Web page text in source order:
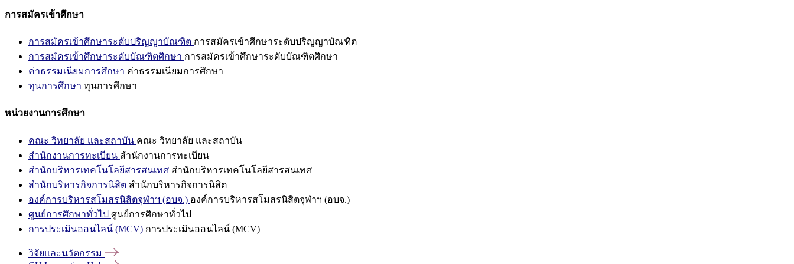
การสมัครเข้าศึกษา
การสมัครเข้าศึกษาระดับปริญญาบัณฑิต การสมัครเข้าศึกษาระดับปริญญาบัณฑิต
การสมัครเข้าศึกษาระดับบัณฑิตศึกษา การสมัครเข้าศึกษาระดับบัณฑิตศึกษา
ค่าธรรมเนียมการศึกษา ค่าธรรมเนียมการศึกษา
ทุนการศึกษา ทุนการศึกษา
หน่วยงานการศึกษา
คณะ วิทยาลัย และสถาบัน คณะ วิทยาลัย และสถาบัน
สำนักงานการทะเบียน สำนักงานการทะเบียน
สำนักบริหารเทคโนโลยีสารสนเทศ สำนักบริหารเทคโนโลยีสารสนเทศ
สำนักบริหารกิจการนิสิต สำนักบริหารกิจการนิสิต
องค์การบริหารสโมสรนิสิตจุฬาฯ (อบจ.) องค์การบริหารสโมสรนิสิตจุฬาฯ (อบจ.)
ศูนย์การศึกษาทั่วไป ศูนย์การศึกษาทั่วไป
การประเมินออนไลน์ (MCV) การประเมินออนไลน์ (MCV)
วิจัยและนวัตกรรม